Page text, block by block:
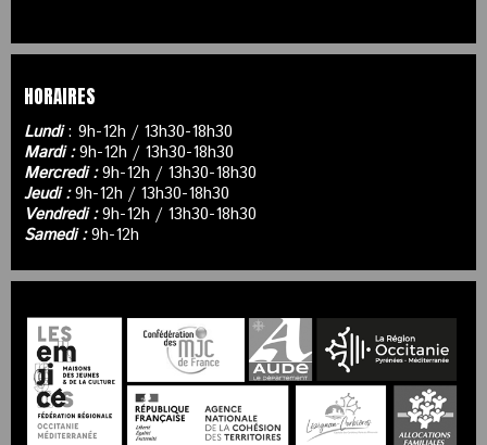
HORAIRES
Lundi: 9h-12h / 13h30-18h30
Mardi :9h-12h / 13h30-18h30
Mercredi :9h-12h / 13h30-18h30
Jeudi :9h-12h / 13h30-18h30
Vendredi :9h-12h / 13h30-18h30
Samedi :9h-12h